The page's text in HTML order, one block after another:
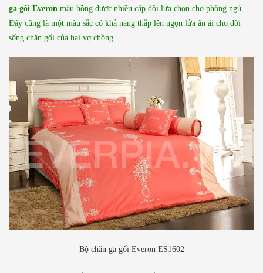
ga gối Everon màu hồng được nhiều cặp đôi lựa chọn cho phòng ngủ.
Đây cũng là một màu sắc có khả năng thắp lên ngọn lửa ân ái cho đời
sống chăn gối của hai vợ chồng.
Bộ chăn ga gối Everon ES1602